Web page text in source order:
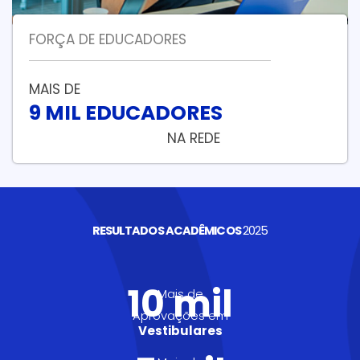
FORÇA DE EDUCADORES
MAIS DE
9 MIL EDUCADORES
NA REDE
RESULTADOS ACADÊMICOS2025
Mais de
10 mil
Aprovações em
Vestibulares